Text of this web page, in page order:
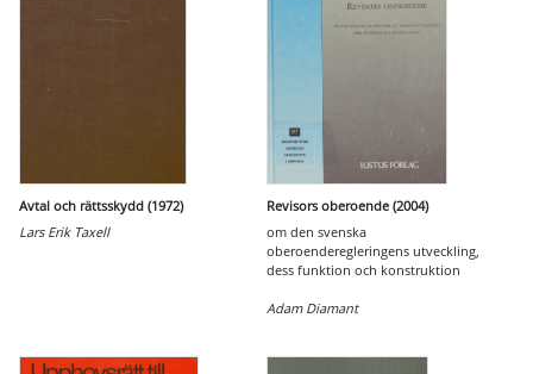
Avtal och rättsskydd (1972)
Lars Erik Taxell
Revisors oberoende (2004)
om den svenska
oberoenderegleringens utveckling,
dess funktion och konstruktion
Adam Diamant